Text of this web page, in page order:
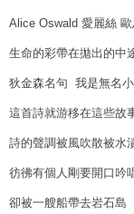
Alice Oswald 愛麗絲
生命的彩帶在拋出的中
狄金森名句 我是無名
這首詩就游移在這些故
詩的聲調被風吹散被水
彷彿有個人剛要開口吟
卻被一艘船帶去岩石島